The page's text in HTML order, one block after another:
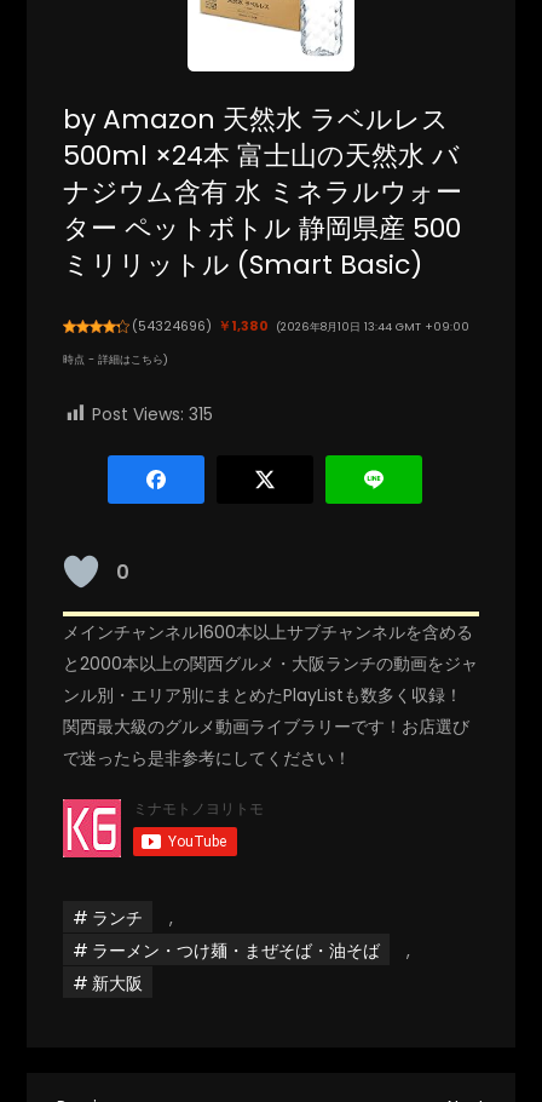
by Amazon 天然水 ラベルレス
500ml ×24本 富士山の天然水 バ
ナジウム含有 水 ミネラルウォー
ター ペットボトル 静岡県産 500
ミリリットル (Smart Basic)
(54324696) ￥1,380 (2026年8月10日 13:44 GMT +09:00
時点 -詳細はこちら)
Post Views: 315
0
メインチャンネル1600本以上サブチャンネルを含める
と2000本以上の関西グルメ・大阪ランチの動画をジャ
ンル別・エリア別にまとめたPlayListも数多く収録！
関西最大級のグルメ動画ライブラリーです！お店選び
で迷ったら是非参考にしてください！
ランチ
,
ラーメン・つけ麺・まぜそば・油そば
,
新大阪